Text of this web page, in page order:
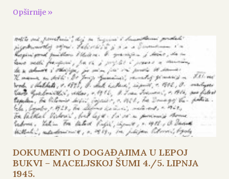
Opširnije »
DOKUMENTI O DOGAĐAJIMA U LEPOJ
BUKVI – MACELJSKOJ ŠUMI 4./5. LIPNJA
1945.